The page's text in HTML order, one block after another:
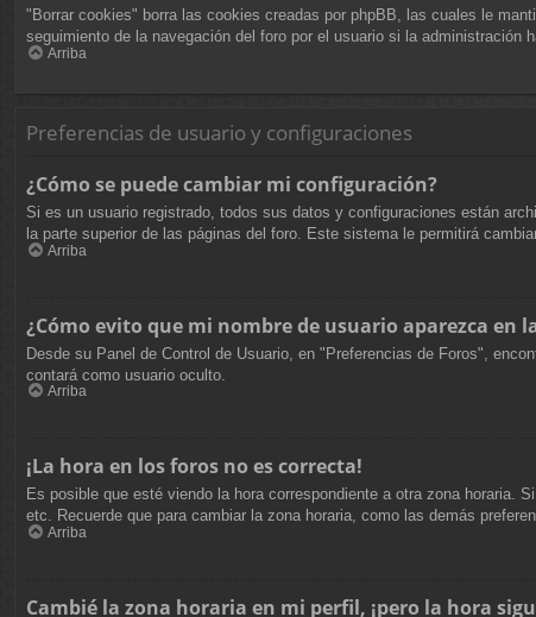
"Borrar cookies" borra las cookies creadas por phpBB, las cuales le
seguimiento de la navegación del foro por el usuario si la
Arriba
Preferencias de usuario y configuraciones
¿Cómo se puede cambiar mi configuración?
Si es un usuario registrado, todos sus datos y configuraciones están
la parte superior de las páginas del foro. Este sistema le permitirá
Arriba
¿Cómo evito que mi nombre de usuario aparezca en
Desde su Panel de Control de Usuario, en "Preferencias de Foros",
contará como usuario oculto.
Arriba
¡La hora en los foros no es correcta!
Es posible que esté viendo la hora correspondiente a otra zona horaria.
etc. Recuerde que para cambiar la zona horaria, como las demás
Arriba
Cambié la zona horaria en mi perfil, ¡pero la hora